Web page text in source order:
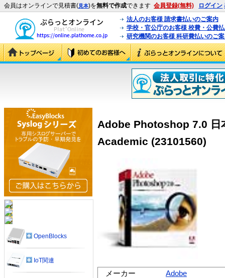
会員はオンラインで見積書(見本)を無料で作成できます 会員登録(無料) ログイン
法人のお客様 請求書払いのご案内
学校・官公庁のお客様 校費・公費
研究機関のお客様 科研費払いのご
Adobe Photoshop 7.0 日
Academic (23101560)
メーカー
Adobe
OpenBlocks
IoT関連